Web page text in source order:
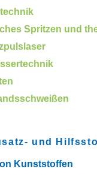
Spritzen und
und
Kunststoffen